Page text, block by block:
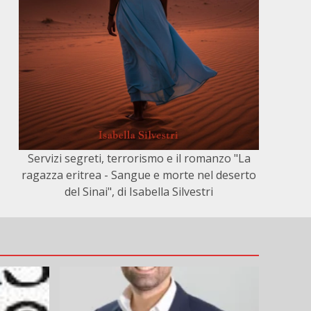
Servizi segreti, terrorismo e il romanzo "La
ragazza eritrea - Sangue e morte nel deserto
del Sinai", di Isabella Silvestri